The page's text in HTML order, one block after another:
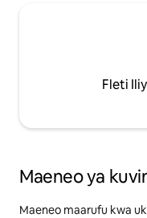
Fleti
Maeneo ya
Maeneo maarufu kwa